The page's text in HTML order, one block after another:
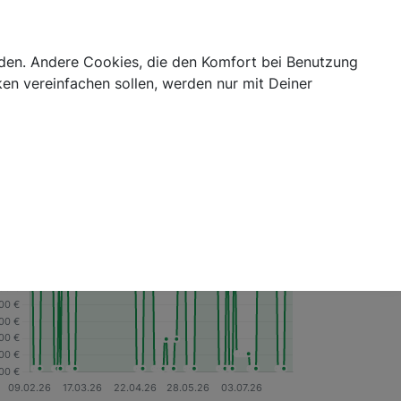
Andere Cookies, die den Komfort bei Benutzung
vereinfachen sollen, werden nur mit Deiner